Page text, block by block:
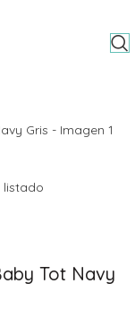
listado
Tot Navy